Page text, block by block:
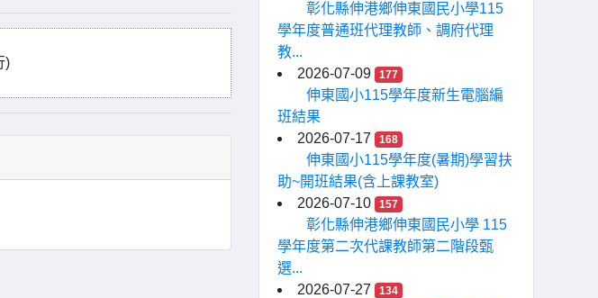
)
彰化縣伸港鄉伸東國民小學115
學年度普通班代理教師、調府代理
教...
2026-07-09
177
伸東國小115學年度新生電腦編
班結果
2026-07-17
168
伸東國小115學年度(暑期)學習扶
助~開班結果(含上課教室)
2026-07-10
157
彰化縣伸港鄉伸東國民小學 115
學年度第二次代課教師第二階段甄
選...
2026-07-27
134